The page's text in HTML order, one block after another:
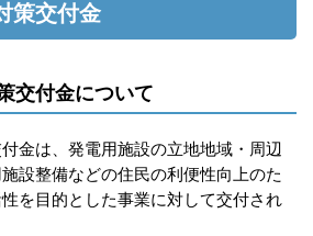
策交付金
交付金について
金は、発電用施設の立地地域・周辺
設整備などの住民の利便性向上のた
を目的とした事業に対して交付され